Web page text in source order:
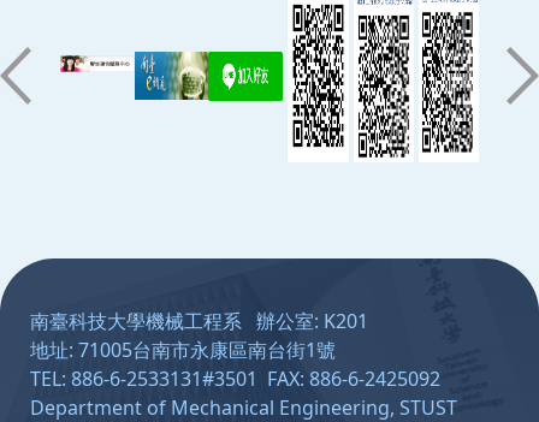
南臺科技大學機械工程系 辦公室: K201
地址: 71005台南市永康區南台街1號
TEL: 886-6-2533131#3501 FAX: 886-6-2425092
Department of Mechanical Engineering, STUST